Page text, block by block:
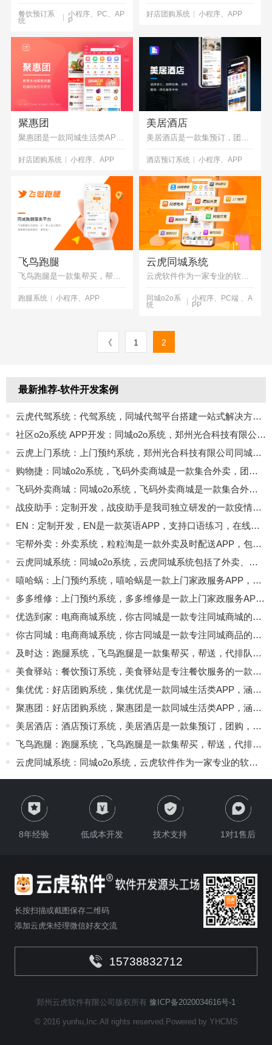
餐饮预订系
统
小程序、PC、AP
P
好店团购系统 小程序、APP
聚惠团
好店团购系统 小程序、APP
美居酒店
酒店预订系统 小程序、APP
飞鸟跑腿
飞鸟跑腿是一款集帮买，帮送，代排队等多种跑腿功能为一体的系统，由我司技术人员独立研发制作完成
跑腿系统 小程序、APP
云虎同城系统
云虎软件作为一家专业的软件开发公司，我们可以根据客户需求进行定制化的开发，提供高质量、高效率的O2O平台系统开发服务，提供一站式同城o2o系统，本地生活服务平台解决方案，支持o2o系统源码定制开发，帮助客户在市场竞争中获得更多的优势；支持PC端、移动端APP和小程序等多端适配，o2o系统目前主要模块包含有：外卖系统、跑腿系统、餐饮预订系统、上门预约系统、调度配送系统、餐饮预订系统、酒店预订系统、商城系统、代驾系统等。
同城o2o系
统
小程序、PC端 、A
PP
《 1 2
最新推荐-软件开发案例
云虎代驾系统：代驾系统，同城代驾平台搭建一站式解决方案，独立品牌，私有化部署，支持分站多城市运营。
社区o2o系统 APP开发：同城o2o系统，郑州光合科技有限公司 光合社区o2o系统 APP开发
云虎上门系统：上门预约系统，郑州光合科技有限公司同城o2o系统
购物捷：同城o2o系统，飞码外卖商城是一款集合外卖，团购等多种功能为一体的综合版系统，由我司独立制作研发
飞码外卖商城：同城o2o系统，飞码外卖商城是一款集合外卖，团购等多种功能为一体的综合版系统，由我司独立制作研发
战疫助手：定制开发，战疫助手是我司独立研发的一款疫情防护系统，支持在线登记，企业员工管理等多种功能
EN：定制开发，EN是一款英语APP，支持口语练习，在线辅导多种功能；由我司专业技术独立研发制作
宅帮外卖：外卖系统，粒粒淘是一款外卖及时配送APP，包括用户下单，商家接单，骑手配送一整套流程，由我司独立研发制作
云虎同城系统：同城o2o系统，云虎同城系统包括了外卖、餐饮、跑腿、商城、团购、酒店预订、上门服务、代驾系统 八大主业务模块，可以单模块或多模块自由组合购买
嘻哈蜗：上门预约系统，嘻哈蜗是一款上门家政服务APP，维修、保洁等多种功能，由我司独立研发完成
多多维修：上门预约系统，多多维修是一款上门家政服务APP，维修、保洁等多种功能，由我司独立研发完成
优选到家：电商商城系统，你古同城是一款专注同城商城的APP，有超市，生鲜，果蔬等不同品类，由我司专业技术人员独立研发
你古同城：电商商城系统，你古同城是一款专注同城商品的APP，有超市，生鲜，果蔬等不同品类，由我司专业技术人员独立研发
及时达：跑腿系统，飞鸟跑腿是一款集帮买，帮送，代排队等多种跑腿功能为一体的系统，由我司技术人员独立研发制作完成
美食驿站：餐饮预订系统，美食驿站是专注餐饮服务的一款APP，含外卖，餐饮预订，餐饮团购等，产品从设计、开发到完整上线都是由我司专业技术全程独立制作完成
集优优：好店团购系统，集优优是一款同城生活类APP，涵盖休闲娱乐，美食餐饮，教育培训等多种模块的团购功能，由我司专业技术人员独立完成研发
聚惠团：好店团购系统，聚惠团是一款同城生活类APP，涵盖休闲娱乐，美食餐饮，教育培训等多种模块的团购功能，由我司专业技术人员独立完成研发
美居酒店：酒店预订系统，美居酒店是一款集预订，团购，营销管理一体化专业的酒店管理系统，由我司技术人员独立研发完成
飞鸟跑腿：跑腿系统，飞鸟跑腿是一款集帮买，帮送，代排队等多种跑腿功能为一体的系统，由我司技术人员独立研发制作完成
云虎同城系统：同城o2o系统，云虎软件作为一家专业的软件开发公司，我们可以根据客户需求进行定制化的开发，提供高质量、高效率的O2O平台系统开发服务，提供一站式同城o2o系统，本地生活服务平台解决方案，支持o2o系统源码定制开发，帮助客户在市场竞争中获得更多的优势；支持PC端、移动端APP和小程序等多端适配，o2o系统目前主要模块包含有：外卖系统、跑腿系统、餐饮预订系统、上门预约系统、调度配送系统、餐饮预订系统、酒店预订系统、商城系统、代驾系统等。
8年经验 低成本开发 技术支持 1对1售后
长按扫描或截图保存二维码
添加云虎朱经理微信好友交流
15738832712
郑州云虎软件有限公司版权所有 豫ICP备2020034616号-1
© 2016 yunhu,Inc.All rights reserved.Powered by YHCMS